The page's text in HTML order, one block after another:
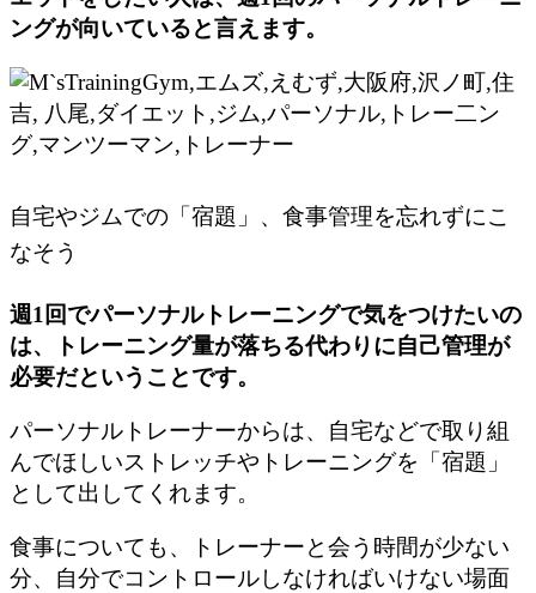
ングが向いていると言えます。
自宅やジムでの「宿題」、食事管理を忘れずにこ
なそう
週1回でパーソナルトレーニングで気をつけたいの
は、トレーニング量が落ちる代わりに自己管理が
必要だということです。
パーソナルトレーナーからは、自宅などで取り組
んでほしいストレッチやトレーニングを「宿題」
として出してくれます。
食事についても、トレーナーと会う時間が少ない
分、自分でコントロールしなければいけない場面